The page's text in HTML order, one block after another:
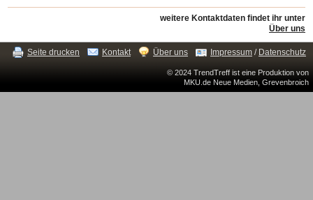
weitere Kontaktdaten findet ihr unter
Über uns
Seite drucken Kontakt Über uns Impressum / Datenschutz
© 2024 TrendTreff ist eine Produktion von
MKU.de Neue Medien, Grevenbroich